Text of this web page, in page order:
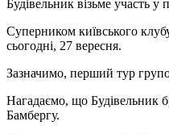
Будівельник візьме участь
Суперником київського
сьогодні, 27 вересня.
Зазначимо, перший тур
Нагадаємо, що Будівельник
Бамбергу.